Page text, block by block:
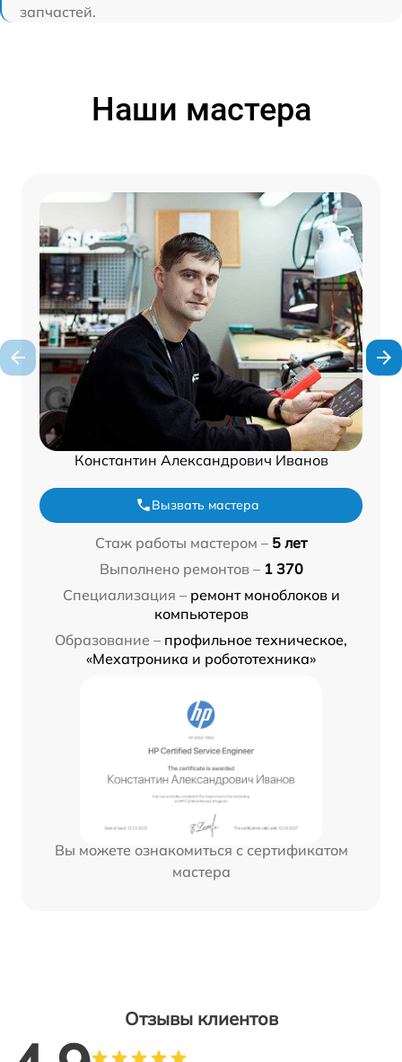
запчастей.
Наши мастера
Константин Александрович Иванов
Вызвать мастера
Стаж работы мастером – 5 лет
Выполнено ремонтов – 1 370
Специализация – ремонт моноблоков и
компьютеров
Образование – профильное техническое,
«Мехатроника и робототехника»
Вы можете ознакомиться с сертификатом
мастера
Отзывы клиентов